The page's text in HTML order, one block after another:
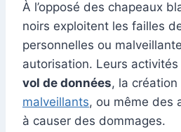
À l’opposé des chapeaux
noirs exploitent les failles
personnelles ou
autorisation. Leurs
vol de données, la création
malveillants, ou même des
à causer des dommages.